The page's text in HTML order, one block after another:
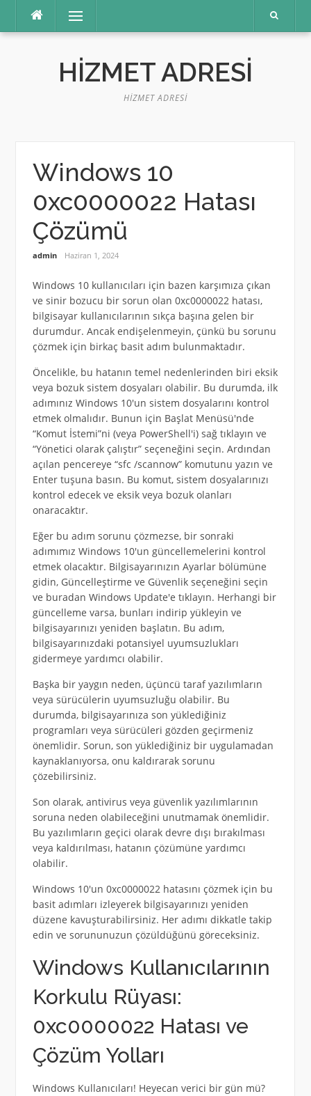
Menü
HIZMET ADRESI
HIZMET ADRESI
Windows 10
0xc0000022 Hatası
Çözümü
admin Haziran 1, 2024
Windows 10 kullanıcıları için bazen karşımıza çıkan
ve sinir bozucu bir sorun olan 0xc0000022 hatası,
bilgisayar kullanıcılarının sıkça başına gelen bir
durumdur. Ancak endişelenmeyin, çünkü bu sorunu
çözmek için birkaç basit adım bulunmaktadır.
Öncelikle, bu hatanın temel nedenlerinden biri eksik
veya bozuk sistem dosyaları olabilir. Bu durumda, ilk
adımınız Windows 10'un sistem dosyalarını kontrol
etmek olmalıdır. Bunun için Başlat Menüsü'nde
“Komut İstemi”ni (veya PowerShell'i) sağ tıklayın ve
“Yönetici olarak çalıştır” seçeneğini seçin. Ardından
açılan pencereye “sfc /scannow” komutunu yazın ve
Enter tuşuna basın. Bu komut, sistem dosyalarınızı
kontrol edecek ve eksik veya bozuk olanları
onaracaktır.
Eğer bu adım sorunu çözmezse, bir sonraki
adımımız Windows 10'un güncellemelerini kontrol
etmek olacaktır. Bilgisayarınızın Ayarlar bölümüne
gidin, Güncelleştirme ve Güvenlik seçeneğini seçin
ve buradan Windows Update'e tıklayın. Herhangi bir
güncelleme varsa, bunları indirip yükleyin ve
bilgisayarınızı yeniden başlatın. Bu adım,
bilgisayarınızdaki potansiyel uyumsuzlukları
gidermeye yardımcı olabilir.
Başka bir yaygın neden, üçüncü taraf yazılımların
veya sürücülerin uyumsuzluğu olabilir. Bu
durumda, bilgisayarınıza son yüklediğiniz
programları veya sürücüleri gözden geçirmeniz
önemlidir. Sorun, son yüklediğiniz bir uygulamadan
kaynaklanıyorsa, onu kaldırarak sorunu
çözebilirsiniz.
Son olarak, antivirus veya güvenlik yazılımlarının
soruna neden olabileceğini unutmamak önemlidir.
Bu yazılımların geçici olarak devre dışı bırakılması
veya kaldırılması, hatanın çözümüne yardımcı
olabilir.
Windows 10'un 0xc0000022 hatasını çözmek için bu
basit adımları izleyerek bilgisayarınızı yeniden
düzene kavuşturabilirsiniz. Her adımı dikkatle takip
edin ve sorununuzun çözüldüğünü göreceksiniz.
Windows Kullanıcılarının
Korkulu Rüyası:
0xc0000022 Hatası ve
Çözüm Yolları
Windows Kullanıcıları! Heyecan verici bir gün mü?